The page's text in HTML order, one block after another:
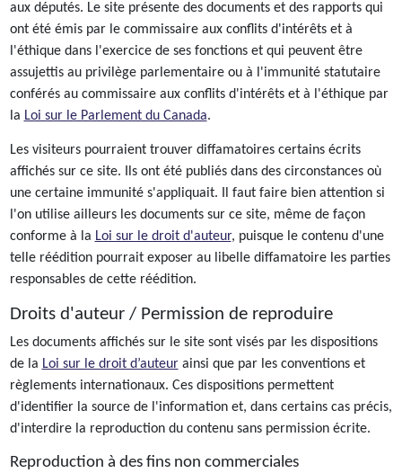
aux députés. Le site présente des documents et des rapports qui
ont été émis par le commissaire aux conflits d'intérêts et à
l'éthique dans l'exercice de ses fonctions et qui peuvent être
assujettis au privilège parlementaire ou à l'immunité statutaire
conférés au commissaire aux conflits d'intérêts et à l'éthique par
la Loi sur le Parlement du Canada.
Les visiteurs pourraient trouver diffamatoires certains écrits
affichés sur ce site. Ils ont été publiés dans des circonstances où
une certaine immunité s'appliquait. Il faut faire bien attention si
l'on utilise ailleurs les documents sur ce site, même de façon
conforme à la Loi sur le droit d'auteur, puisque le contenu d'une
telle réédition pourrait exposer au libelle diffamatoire les parties
responsables de cette réédition.
Droits d'auteur / Permission de reproduire
Les documents affichés sur le site sont visés par les dispositions
de la Loi sur le droit d’auteurainsi que par les conventions et
règlements internationaux. Ces dispositions permettent
d'identifier la source de l'information et, dans certains cas précis,
d'interdire la reproduction du contenu sans permission écrite.
Reproduction à des fins non commerciales